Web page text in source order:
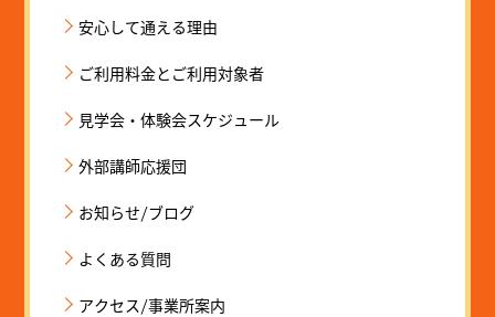
安心して通える理由
ご利用料金とご利用対象者
見学会・体験会スケジュール
外部講師応援団
お知らせ/ブログ
よくある質問
アクセス/事業所案内